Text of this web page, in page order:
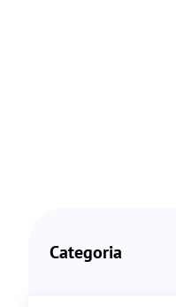
Categoria